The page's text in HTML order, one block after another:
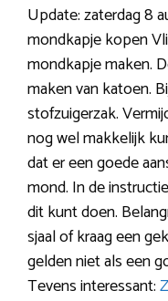
Update: zaterdag 8
mondkapje kopen
mondkapje maken.
maken van katoen.
stofzuigerzak.
nog wel makkelijk
dat er een goede
mond. In de
dit kunt doen.
sjaal of kraag een
gelden niet als een
Tevens interessant: